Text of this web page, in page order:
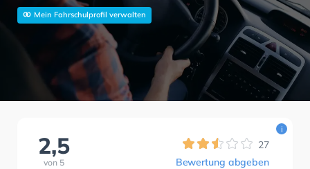
Mein Fahrschulprofil verwalten
2,5
von 5
27
Bewertung abgeben
i